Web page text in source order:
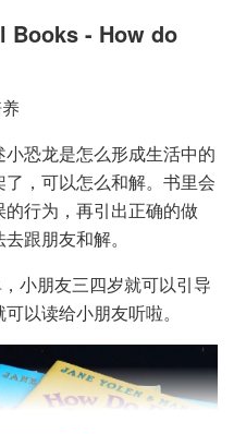
Books - How do
恐龙是怎么形成生活中的
，可以怎么和解。书里会
行为，再引出正确的做
跟朋友和解。
小朋友三四岁就可以引导
以读给小朋友听啦。